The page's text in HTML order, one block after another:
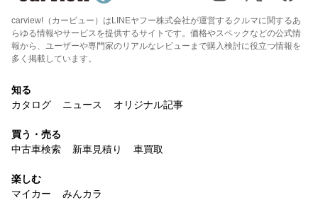
carview!（カービュー）はLINEヤフー株式会社が運営するクルマに関するあ
らゆる情報やサービスを提供するサイトです。価格やスペックなどの公式情
報から、ユーザーや専門家のリアルなレビューまで購入検討に役立つ情報を
多く掲載しています。
知る
カタログ
ニュース オリジナル記事
買う・売る
中古車検索
新車見積り 車買取
楽しむ
マイカー
みんカラ